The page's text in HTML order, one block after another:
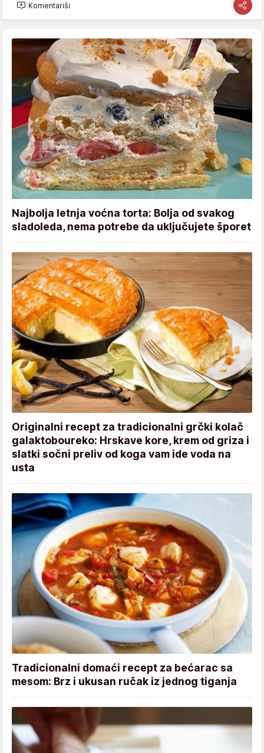
Komentariši
Najbolja letnja voćna torta: Bolja od svakog
sladoleda, nema potrebe da uključujete šporet
Originalni recept za tradicionalni grčki kolač
galaktoboureko: Hrskave kore, krem od griza i
slatki sočni preliv od koga vam ide voda na
usta
Tradicionalni domaći recept za bećarac sa
mesom: Brz i ukusan ručak iz jednog tiganja